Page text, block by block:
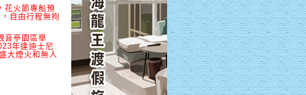
花火節專船預
自由行程無拘
音亭園區舉
年逢迪士尼
大煙火和無人